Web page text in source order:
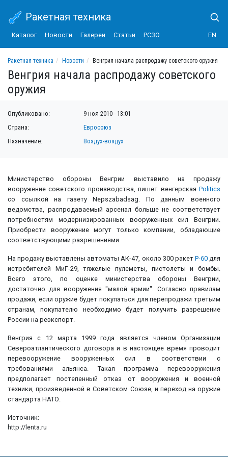
Ракетная техника
Каталог Новости Галереи Статьи РСЗО EN
Ракетная техника Новости Венгрия начала распродажу советского оружия
Венгрия начала распродажу советского
оружия
Опубликовано:
9 ноя 2010 - 13:01
Страна:
Евросоюз
Назначение:
Воздух-воздух
Министерство обороны Венгрии выставило на продажу
вооружение советского производства, пишет венгерская Politics
со ссылкой на газету Nepszabadsag. По данным военного
ведомства, распродаваемый арсенал больше не соответствует
потребностям модернизированных вооруженных сил Венгрии.
Приобрести вооружение могут только компании, обладающие
соответствующими разрешениями.
На продажу выставлены автоматы АК-47, около 300 ракет Р-60для
истребителей МиГ-29, тяжелые пулеметы, пистолеты и бомбы.
Всего этого, по оценке министерства обороны Венгрии,
достаточно для вооружения "малой армии". Согласно правилам
продажи, если оружие будет покупаться для перепродажи третьим
странам, покупателю необходимо будет получить разрешение
России на реэкспорт.
Венгрия с 12 марта 1999 года является членом Организации
Североатлантического договора и в настоящее время проводит
перевооружение вооруженных сил в соответствии с
требованиями альянса. Такая программа перевооружения
предполагает постепенный отказ от вооружения и военной
техники, произведенной в Советском Союзе, и переход на оружие
стандарта НАТО.
Источник:
http://lenta.ru